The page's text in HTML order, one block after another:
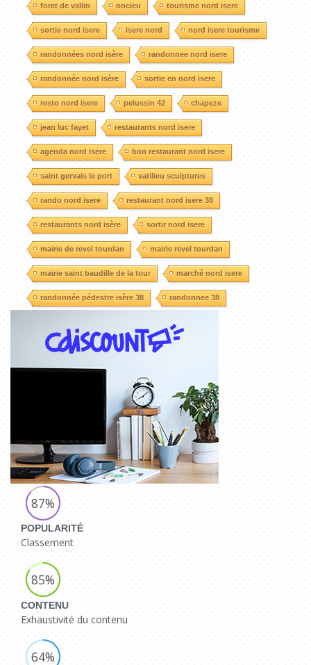
foret de vallin oncieu tourisme nord isere
sortie nord isere isere nord nord isere tourisme
randonnées nord isère randonnee nord isere
randonnée nord isère sortie en nord isere
resto nord isere pelussin 42 chapeze
jean luc fayet restaurants nord isere
agenda nord isere bon restaurant nord isere
saint gervais le port vatilieu sculptures
rando nord isere restaurant nord isere 38
restaurants nord isère sortir nord isere
mairie de revel tourdan mairie revel tourdan
mairie saint baudille de la tour marché nord isere
randonnée pédestre isère 38 randonnee 38
87%
POPULARITÉ
Classement
85%
CONTENU
Exhaustivité du contenu
64%